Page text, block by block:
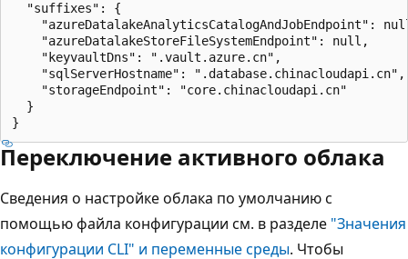
  "suffixes": {
"azureDatalakeAnalyticsCatalogAndJobEndpoint":
    "azureDatalakeStoreFileSystemEndpoint": null,
    "keyvaultDns": ".vault.azure.cn",
    "sqlServerHostname": ".database.chinacloudapi.cn",
    "storageEndpoint": "core.chinacloudapi.cn"
  }
Переключение активного облака
Сведения о настройке облака по умолчанию с
помощью файла конфигурации см. в разделе "Значения
конфигурации CLI" и переменные среды. Чтобы